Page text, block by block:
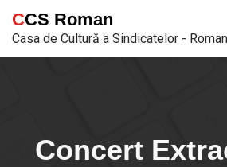
conținut
CCS Roman
Casa de Cultură a Sindicatelor - Roman
Concert